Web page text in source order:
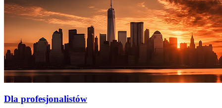
Dla profesjonalistów